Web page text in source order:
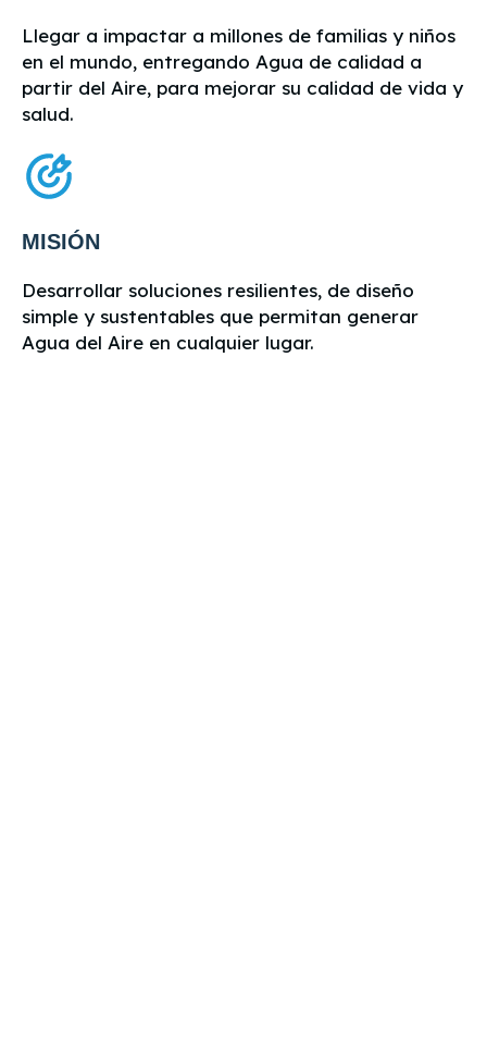
Llegar a impactar a millones de familias y niños
en el mundo, entregando Agua de calidad a
partir del Aire, para mejorar su calidad de vida y
salud.
MISIÓN
Desarrollar soluciones resilientes, de diseño
simple y sustentables que permitan generar
Agua del Aire en cualquier lugar.